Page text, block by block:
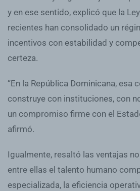
y en ese sentido, explicó que la
recientes han consolidado un
incentivos con estabilidad y
certeza.
“En la República Dominicana, esa
construye con instituciones, con
un compromiso firme con el
afirmó.
Igualmente, resaltó las ventajas
entre ellas el talento humano
especializada, la eficiencia